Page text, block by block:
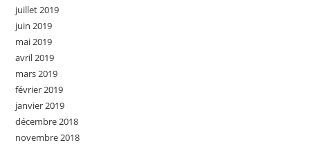
juillet 2019
juin 2019
mai 2019
avril 2019
mars 2019
février 2019
janvier 2019
décembre 2018
novembre 2018